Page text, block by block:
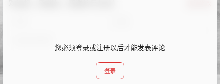
您必须登录或注册以后才能发表评论
登录